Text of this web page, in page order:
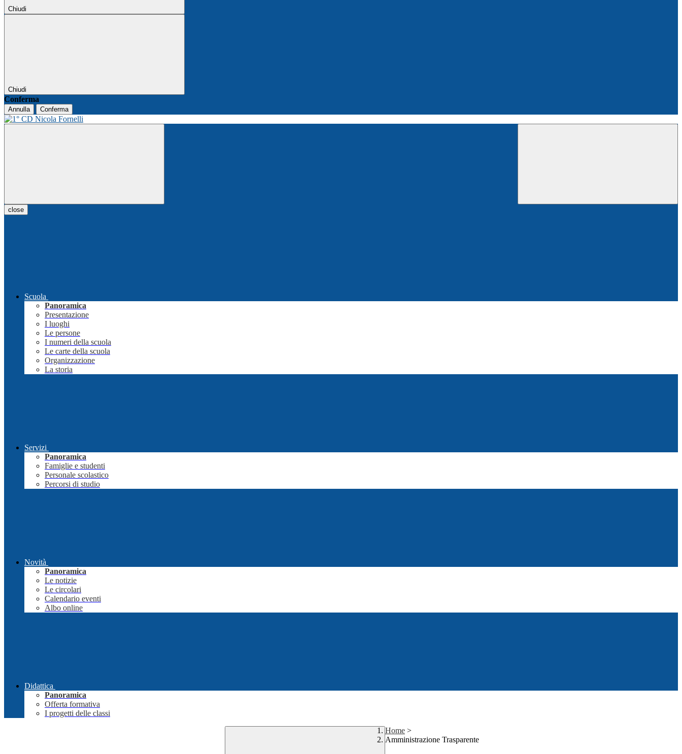
Chiudi
Chiudi
Conferma
Annulla Conferma
close
Scuola
Panoramica
Presentazione
I luoghi
Le persone
I numeri della scuola
Le carte della scuola
Organizzazione
La storia
Servizi
Panoramica
Famiglie e studenti
Personale scolastico
Percorsi di studio
Novità
Panoramica
Le notizie
Le circolari
Calendario eventi
Albo online
Didattica
Panoramica
Offerta formativa
I progetti delle classi
Home >
Amministrazione Trasparente